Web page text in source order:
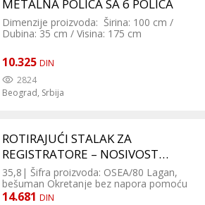
METALNA POLICA SA 6 POLICA
Dimenzije proizvoda: Širina: 100 cm /
Dubina: 35 cm / Visina: 175 cm
18 mm / Okvir od čeličnih cevi
10.325 DIN
2824
Beograd, Srbija
ROTIRAJUĆI STALAK ZA
REGISTRATORE – NOSIVOST
400KG
35,8| Šifra proizvoda: OSEA/80 Lagan,
bešuman Okretanje bez napora pomoću
kugličnog ležaja Slojevi obložene iverice
14.681 DIN